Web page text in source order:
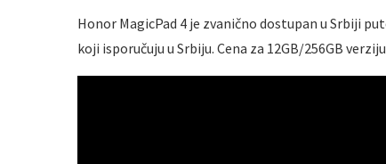
Honor MagicPad 4 je zvanično dostupan u Srbiji
koji isporučuju u Srbiju. Cena za 12GB/256GB